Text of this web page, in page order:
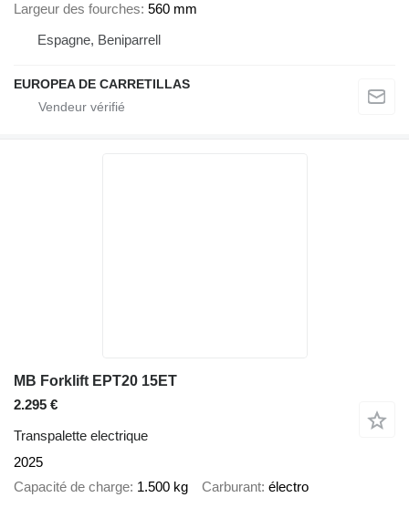
Largeur des fourches 560 mm
Espagne, Beniparrell
EUROPEA DE CARRETILLAS
MB Forklift EPT20 15ET
2.295 €
Transpalette electrique
2025
Capacité de charge 1.500 kg Carburant électro